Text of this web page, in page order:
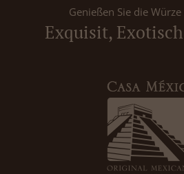
Genießen Sie die Würze
Exquisit,